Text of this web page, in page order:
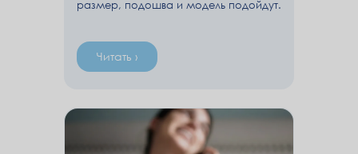
размер, подошва и модель подойдут.
Читать ›